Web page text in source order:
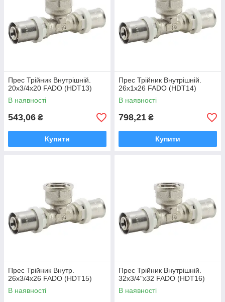
Прес Трійник Внутрішній.
20х3/4х20 FADO (HDТ13)
В наявності
543,06 ₴
Купити
Прес Трійник Внутрішній.
26х1х26 FADO (HDТ14)
В наявності
798,21 ₴
Купити
Прес Трійник Внутр.
26х3/4х26 FADO (HDТ15)
В наявності
Прес Трійник Внутрішній.
32x3/4"x32 FADO (HDT16)
В наявності